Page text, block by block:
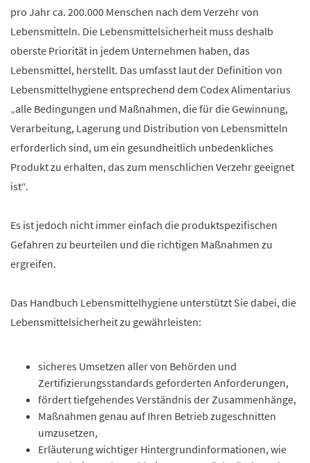
pro Jahr ca. 200.000 Menschen nach dem Verzehr von
Lebensmitteln. Die Lebensmittelsicherheit muss deshalb
oberste Priorität in jedem Unternehmen haben, das
Lebensmittel, herstellt. Das umfasst laut der Definition von
Lebensmittelhygiene entsprechend dem CodexAlimentarius
„alle Bedingungen und Maßnahmen, die für die Gewinnung,
Verarbeitung, Lagerung und Distribution von Lebensmitteln
erforderlich sind, um ein gesundheitlich unbedenkliches
Produkt zu erhalten, das zum menschlichen Verzehr geeignet
ist“.
Es ist jedoch nicht immer einfach die produktspezifischen
Gefahren zu beurteilen und die richtigen Maßnahmen zu
ergreifen.
Das Handbuch Lebensmittelhygiene unterstützt Sie dabei, die
Lebensmittelsicherheit zu gewährleisten:
sicheres Umsetzen aller von Behörden und
Zertifizierungsstandards geforderten Anforderungen,
fördert tiefgehendes Verständnis der Zusammenhänge,
Maßnahmen genau auf Ihren Betrieb zugeschnitten
umzusetzen,
Erläuterung wichtiger Hintergrundinformationen, wie